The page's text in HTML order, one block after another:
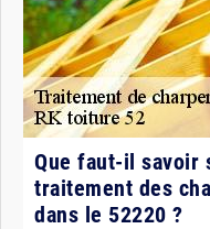
Que faut-il savoir
traitement des
dans le 52220 ?